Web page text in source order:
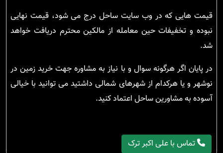
قیمت هایی که در وب سایت ساحل درج می شود، قیمت نهایی
نبوده و تخفیفات حین معامله از مالکین محترم دریافت خواهد
شد.
در پایان اگر هرگونه سوال و با نیاز به مشاوره جهت خرید زمین در
نوشهر و یا هرکدام از شهرهای شمالی داشتید می توانید با خیالی
آسوده به مشاورین ساحل اعتماد کنید.
تماس با علی اکبر ترک